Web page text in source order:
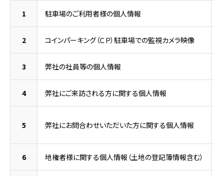
1 駐車場のご利用者様の個人情報
2 コインパーキング（ＣＰ）駐車場での監視カメラ映像
3 弊社の社員等の個人情報
4 弊社にご来訪される方に関する個人情報
5 弊社にお問合わせいただいた方に関する個人情報
6 地権者様に関する個人情報（土地の登記簿情報含む）